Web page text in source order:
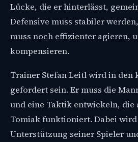
Lücke, die er hinterlässt,
Defensive muss stabiler
muss noch effizienter agieren,
kompensieren.
Trainer Stefan Leitl wird in den
gefordert sein. Er muss die
und eine Taktik entwickeln, die
Tomiak funktioniert. Dabei
Unterstützung seiner Spieler